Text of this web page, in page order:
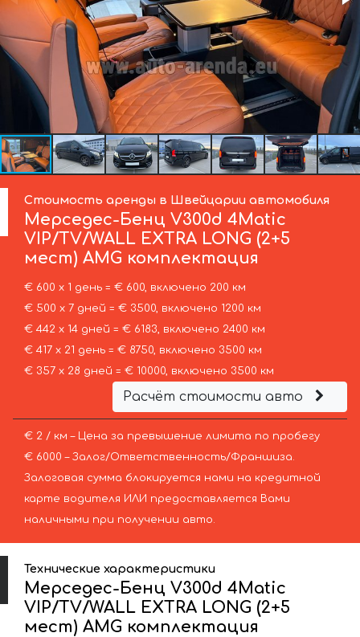
Стоимость аренды в Швейцарии автомобиля
Мерседес-Бенц V300d 4Matic
VIP/TV/WALL EXTRA LONG (2+5
мест) AMG комплектация
€ 600 х 1 день = € 600, включено 200 км
€ 500 х 7 дней = € 3500, включено 1200 км
€ 442 х 14 дней = € 6183, включено 2400 км
€ 417 х 21 день = € 8750, включено 3500 км
€ 357 х 28 дней = € 10000, включено 3500 км
Расчёт стоимости авто
€ 2 / км – Цена за превышение лимита по пробегу
€ 6000 – Залог/Ответственность/Франшиза.
Залоговая сумма блокируется нами на кредитной
карте водителя ИЛИ предоставляется Вами
наличными при получении авто.
Технические характеристики
Мерседес-Бенц V300d 4Matic
VIP/TV/WALL EXTRA LONG (2+5
мест) AMG комплектация